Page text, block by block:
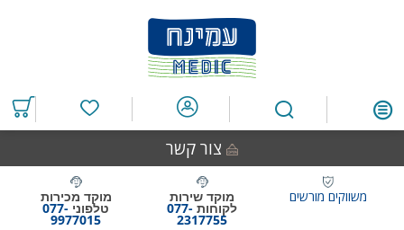
מוצרים
במועדפים
משווקים מורשים מוקד שירות
לקוחות 077-
2317755
מוקד מכירות
טלפוני 077-
9977015
צור קשר